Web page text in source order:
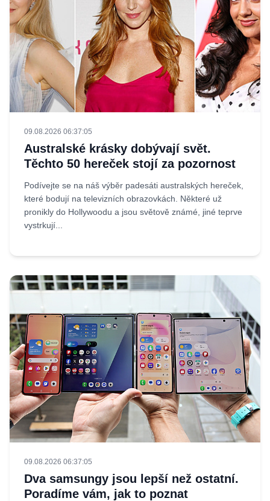
09.08.2026 06:37:05
Australské krásky dobývají svět.
Těchto 50 hereček stojí za pozornost
Podívejte se na náš výběr padesáti australských hereček,
které bodují na televizních obrazovkách. Některé už
pronikly do Hollywoodu a jsou světově známé, jiné teprve
vystrkují...
09.08.2026 06:37:05
Dva samsungy jsou lepší než ostatní.
Poradíme vám, jak to poznat